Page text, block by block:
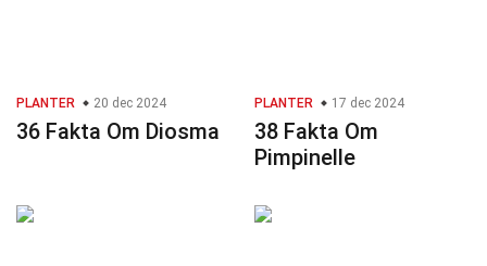
PLANTER 20 dec 2024
36 Fakta Om Diosma
PLANTER 17 dec 2024
38 Fakta Om
Pimpinelle